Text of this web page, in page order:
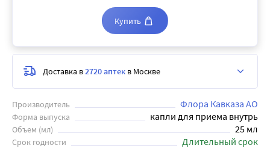
Производитель Флора Кавказа АО
Форма выпуска капли для приема внутрь
Объем (мл) 25 мл
Срок годности Длительный срок
Купить
Доставка в2720 аптек в Москве